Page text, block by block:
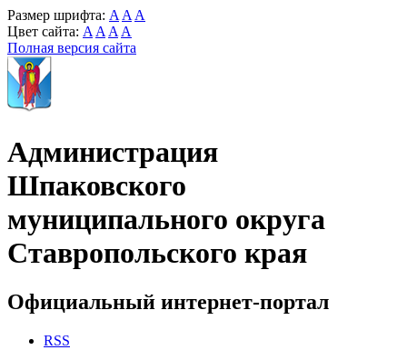
Размер шрифта: A A A
Цвет сайта: A A A A
Полная версия сайта
Администрация
Шпаковского
муниципального округа
Ставропольского края
Официальный интернет-портал
RSS